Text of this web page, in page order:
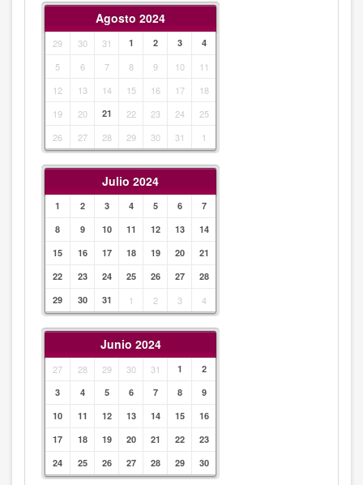
Agosto 2024
29 30 31 1 2 3 4
5 6 7 8 9 10
11
12
13 14 15 16 17
18
19
20 21 22 23 24
25
26
27 28 29 30 31 1
Julio 2024
1 2 3 4 5 6
7
8
9 10 11 12 13
14
15
16 17 18 19 20
21
22
23 24 25 26 27
28
29
30 31 1 2 3 4
Junio 2024
27 28 29 30 31 1
2
3
4 5 6 7 8
9
10
11 12 13 14 15
16
17
18 19 20 21 22
23
24
25 26 27 28 29 30